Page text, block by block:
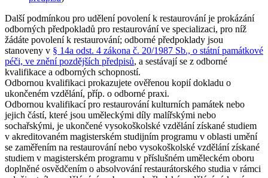
Další podmínkou pro udělení povolení k restaurování je prokázání
odborných předpokladů pro restaurování ve specializaci, pro níž
žádáte povolení k restaurování; odborné předpoklady jsou
stanoveny v § 14a odst. 4 zákona č. 20/1987 Sb., o státní památkové
péči, ve znění pozdějších předpisů, a sestávají se z odborné
kvalifikace a odborných schopností.
Odbornou kvalifikaci prokazujete ověřenou kopií dokladu o
ukončeném vzdělání, příp. o odborné praxi.
Odbornou kvalifikací pro restaurování kulturních památek nebo
jejich částí, které jsou uměleckými díly malířskými nebo
sochařskými, je ukončené vysokoškolské vzdělání získané studiem
v akreditovaném magisterském studijním programu v oblasti umění
se zaměřením na restaurování nebo vysokoškolské vzdělání získané
studiem v magisterském programu v příslušném uměleckém oboru
doplněné osvědčením o absolvování restaurátorského studia v rámci